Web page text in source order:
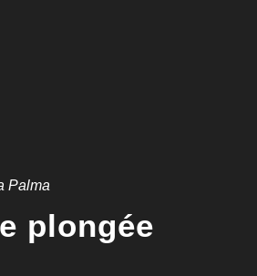
Palma
plongée